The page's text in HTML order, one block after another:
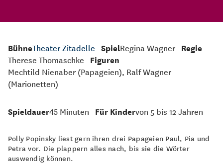
Polly Popinsky liest gern ihren drei Papageien Paul, Pia und
Petra vor. Die plappern alles nach, bis sie die Wörter
auswendig können.
BühneTheater Zitadelle SpielRegina Wagner Regie
Therese Thomaschke Figuren
Mechtild Nienaber (Papageien), Ralf Wagner
(Marionetten)
Spieldauer45 Minuten Für Kindervon 5 bis 12 Jahren